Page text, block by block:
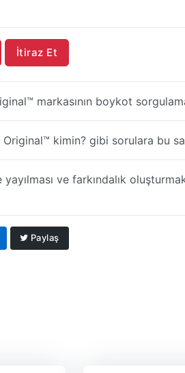
İtiraz Et
markasının boykot
Original™ kimin? gibi sorulara bu
ve farkındalık
Paylaş